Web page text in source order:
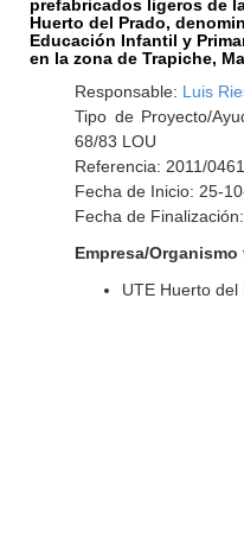
prefabricados ligeros de
Huerto del Prado,
Educación Infantil y
en la zona de Trapiche,
Responsable: Luis
Tipo de Proyecto/
68/83 LOU
Referencia: 2011/0461
Fecha de Inicio: 25-
Fecha de
Empresa/
UTE Huerto del